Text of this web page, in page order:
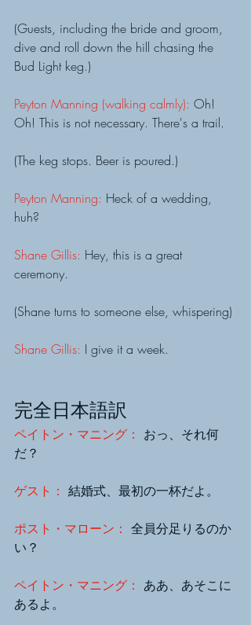
(Guests, including the bride and groom,
dive and roll down the hill chasing the
Bud Light keg.)
Peyton Manning (walking calmly): Oh!
Oh! This is not necessary. There's a trail.
(The keg stops. Beer is poured.)
Peyton Manning: Heck of a wedding,
huh?
Shane Gillis: Hey, this is a great
ceremony.
(Shane turns to someone else, whispering)
Shane Gillis: I give it a week.
完全日本語訳
ペイトン・マニング： おっ、それ何
だ？
ゲスト： 結婚式、最初の一杯だよ。
ポスト・マローン： 全員分足りるのか
い？
ペイトン・マニング： ああ、あそこに
あるよ。